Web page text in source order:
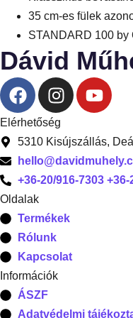
35 cm-es fülek
STANDARD 100 by
Dávid
Elérhetőség
5310 Kisújszállás,
+36-20/916-7303
Oldalak
Termékek
Rólunk
Kapcsolat
Információk
ÁSZF
Adatvédelmi